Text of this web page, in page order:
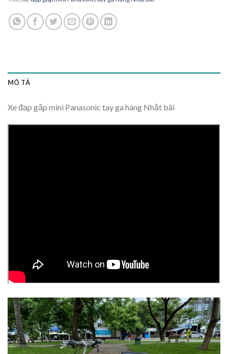
MÔ TẢ
Xe đạp gấp mini Panasonic tay ga hàng Nhật bãi